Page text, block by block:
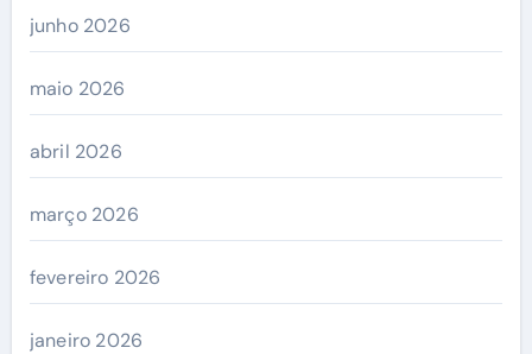
junho 2026
maio 2026
abril 2026
março 2026
fevereiro 2026
janeiro 2026